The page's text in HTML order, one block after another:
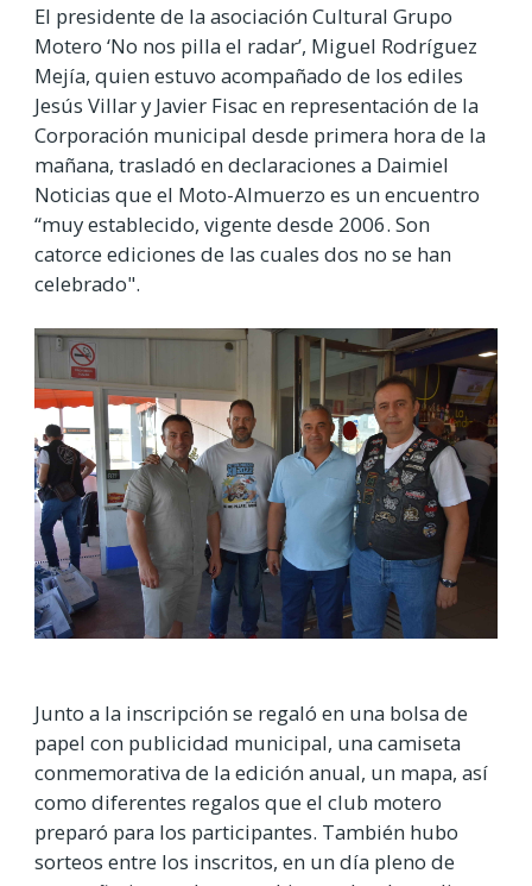
El presidente de la asociación Cultural Grupo
Motero ‘No nos pilla el radar’, Miguel Rodríguez
Mejía, quien estuvo acompañado de los ediles
Jesús Villar y Javier Fisac en representación de la
Corporación municipal desde primera hora de la
mañana, trasladó en declaraciones a Daimiel
Noticias que el Moto-Almuerzo es un encuentro
“muy establecido, vigente desde 2006. Son
catorce ediciones de las cuales dos no se han
celebrado".
Junto a la inscripción se regaló en una bolsa de
papel con publicidad municipal, una camiseta
conmemorativa de la edición anual, un mapa, así
como diferentes regalos que el club motero
preparó para los participantes. También hubo
sorteos entre los inscritos, en un día pleno de